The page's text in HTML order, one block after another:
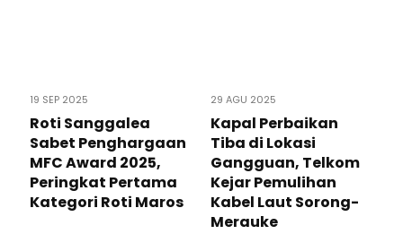
19 SEP 2025
Roti Sanggalea
Sabet Penghargaan
MFC Award 2025,
Peringkat Pertama
Kategori Roti Maros
29 AGU 2025
Kapal Perbaikan
Tiba di Lokasi
Gangguan, Telkom
Kejar Pemulihan
Kabel Laut Sorong-
Merauke